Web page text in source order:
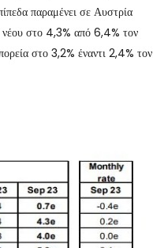
παραμένει σε Αυστρία
νέου στο 4,3% από 6,4% τον
στο 3,2% έναντι 2,4% τον